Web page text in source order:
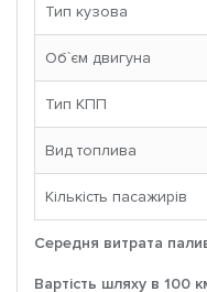
Тип кузова
Об`єм двигуна
Тип КПП
Вид топлива
Кількість пасажирів
Середня витрата
Вартість шляху в 100